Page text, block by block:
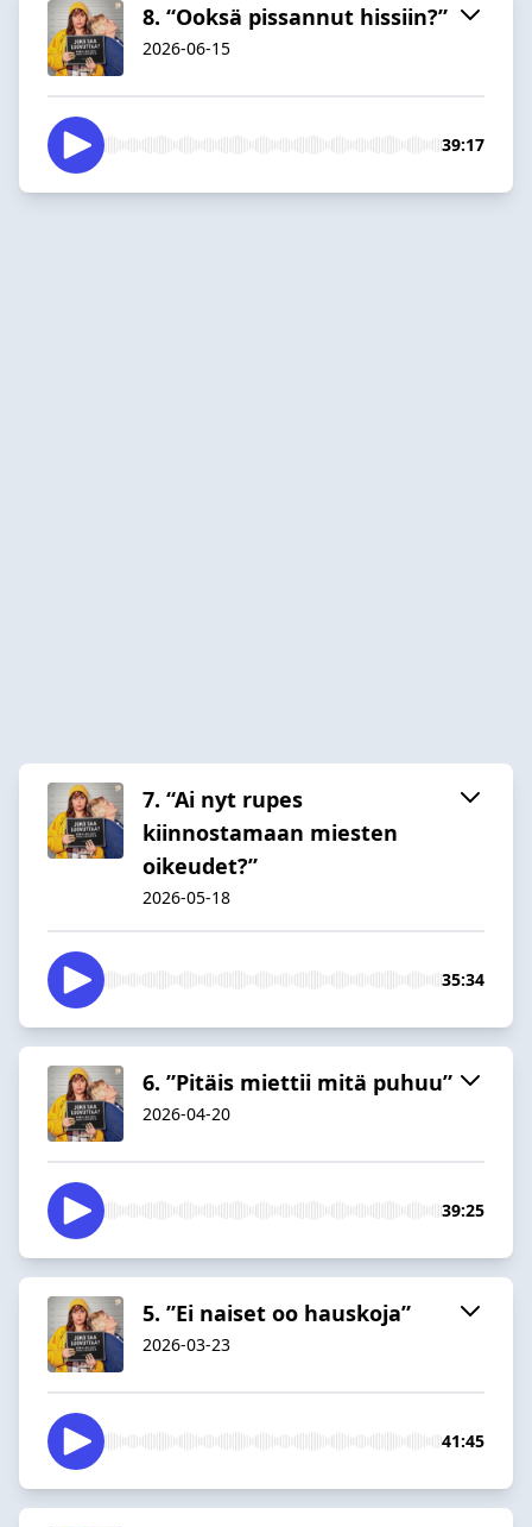
8. “Ooksä pissannut hissiin?”
2026-06-15
39:17
7. “Ai nyt rupes
kiinnostamaan miesten
oikeudet?”
2026-05-18
35:34
6. ”Pitäis miettii mitä puhuu”
2026-04-20
39:25
5. ”Ei naiset oo hauskoja”
2026-03-23
41:45